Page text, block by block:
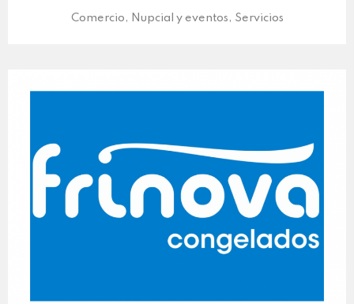
Comercio, Nupcial y eventos, Servicios